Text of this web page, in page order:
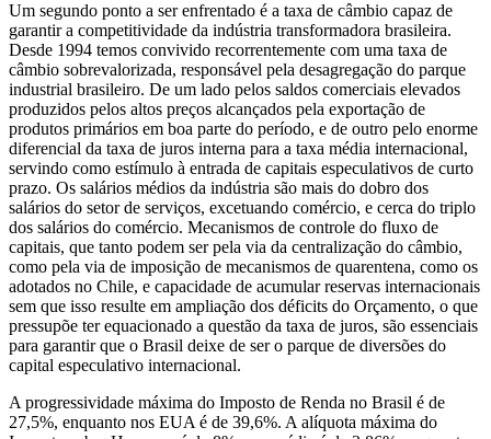
Um segundo ponto a ser enfrentado é a taxa de câmbio capaz de
garantir a competitividade da indústria transformadora brasileira.
Desde 1994 temos convivido recorrentemente com uma taxa de
câmbio sobrevalorizada, responsável pela desagregação do parque
industrial brasileiro. De um lado pelos saldos comerciais elevados
produzidos pelos altos preços alcançados pela exportação de
produtos primários em boa parte do período, e de outro pelo enorme
diferencial da taxa de juros interna para a taxa média internacional,
servindo como estímulo à entrada de capitais especulativos de curto
prazo. Os salários médios da indústria são mais do dobro dos
salários do setor de serviços, excetuando comércio, e cerca do triplo
dos salários do comércio. Mecanismos de controle do fluxo de
capitais, que tanto podem ser pela via da centralização do câmbio,
como pela via de imposição de mecanismos de quarentena, como os
adotados no Chile, e capacidade de acumular reservas internacionais
sem que isso resulte em ampliação dos déficits do Orçamento, o que
pressupõe ter equacionado a questão da taxa de juros, são essenciais
para garantir que o Brasil deixe de ser o parque de diversões do
capital especulativo internacional.
A progressividade máxima do Imposto de Renda no Brasil é de
27,5%, enquanto nos EUA é de 39,6%. A alíquota máxima do